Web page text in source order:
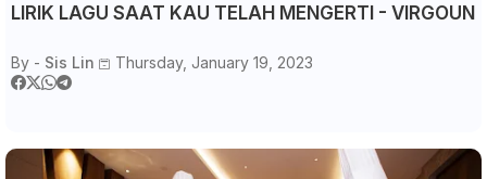
LIRIK LAGU SAAT KAU TELAH MENGERTI - VIRGOUN
By - Sis Lin Thursday, January 19, 2023